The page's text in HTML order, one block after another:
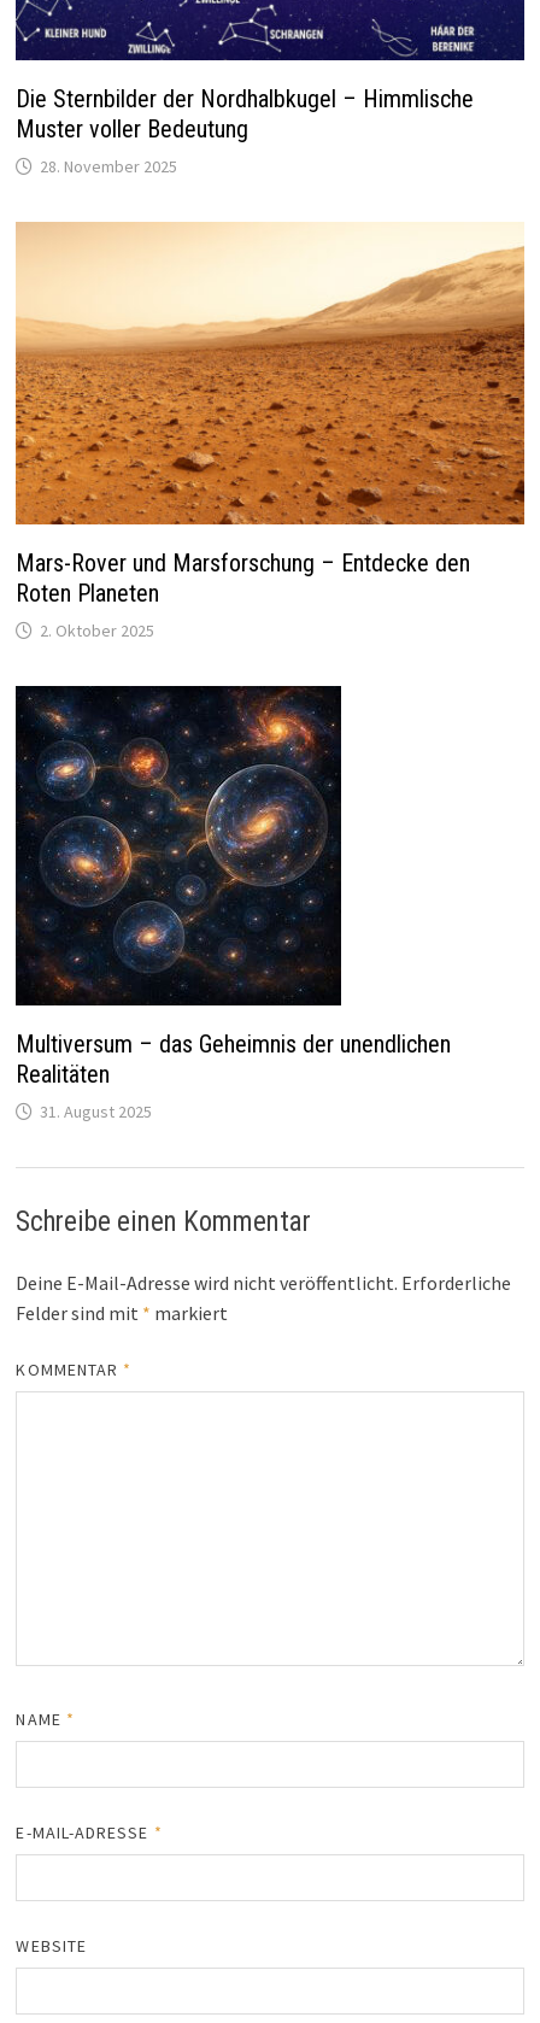
Die Sternbilder der Nordhalbkugel – Himmlische
Muster voller Bedeutung
28. November 2025
Mars-Rover und Marsforschung – Entdecke den
Roten Planeten
2. Oktober 2025
Multiversum – das Geheimnis der unendlichen
Realitäten
31. August 2025
Schreibe einen Kommentar
Deine E-Mail-Adresse wird nicht veröffentlicht. Erforderliche
Felder sind mit * markiert
KOMMENTAR *
NAME *
E-MAIL-ADRESSE *
WEBSITE